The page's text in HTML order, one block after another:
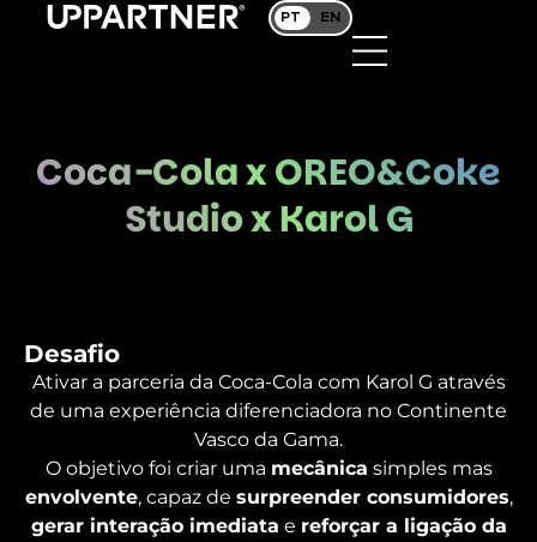
PT EN
Coca-Cola x OREO&Coke
Studio x Karol G
Desafio
Ativar a parceria da Coca-Cola com Karol G através
de uma experiência diferenciadora no Continente
Vasco da Gama.
O objetivo foi criar uma mecânica simples mas
envolvente, capaz de surpreender consumidores,
gerar interação imediata e reforçar a ligação da